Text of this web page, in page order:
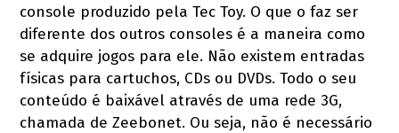
console produzido pela Tec Toy. O que o faz ser
diferente dos outros consoles é a maneira como
se adquire jogos para ele. Não existem entradas
físicas para cartuchos, CDs ou DVDs. Todo o seu
conteúdo é baixável através de uma rede 3G,
chamada de Zeebonet. Ou seja, não é necessário